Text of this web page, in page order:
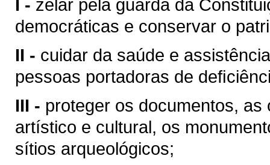
I - zelar pela guarda da
democráticas e conservar o
II - cuidar da saúde e
pessoas portadoras de
III - proteger os documentos,
artístico e cultural, os
sítios arqueológicos;